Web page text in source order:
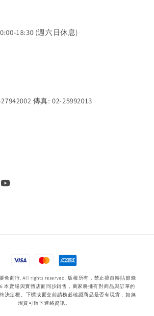
18:30 (週六日休息)
傳真: 02-25992013
兔商行. All rights reserved. 版權所有，禁止擅自轉貼節錄
本賣場與實體店面同步銷售，商家將擁有對商品與訂單的
決定權。下標或面交前請務必確認商品是否有現貨，如無
現貨可留下連絡資訊。